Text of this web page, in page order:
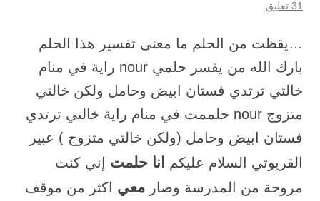
31 تعليق
…يقظت من الحلم ما معنى تفسير هذا الحلم
بارك الله من يفسر حلمي nour راية في منام
خالتي ترتدي فستان ابيض وحامل ولكن خالتي
متزوج nour حلممت في منام راية خالتي ترتدي
فستان ابيض وحامل (ولكن خالتي متزوج ) عبير
القريوتي السلام عليكم
انا حلمت إني كنت
مروحة من المدرسة وصار معي اكثر من موقف